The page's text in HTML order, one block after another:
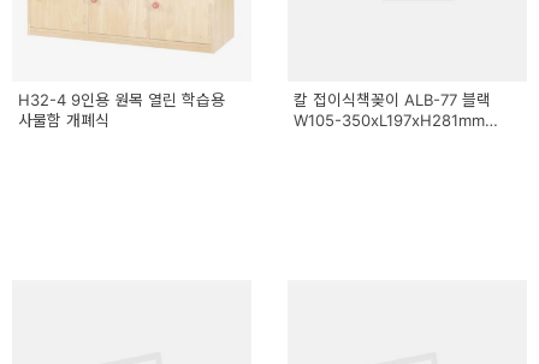
H32-4 9인용 원목 열린 학습용
사물함 개폐식
칼 접이식책꽂이 ALB-77 블랙
W105-350xL197xH281mm